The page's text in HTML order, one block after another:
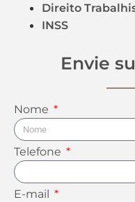
Direito
INSS
Envie
Nome
Telefone
E-mail